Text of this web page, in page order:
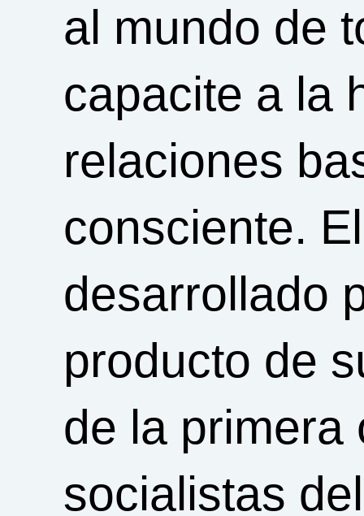
al mundo de
capacite a la
relaciones
consciente.
desarrollado
producto de
de la primera
socialistas